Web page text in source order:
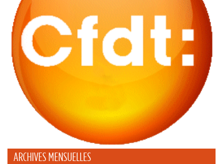
ARCHIVES MENSUELLES